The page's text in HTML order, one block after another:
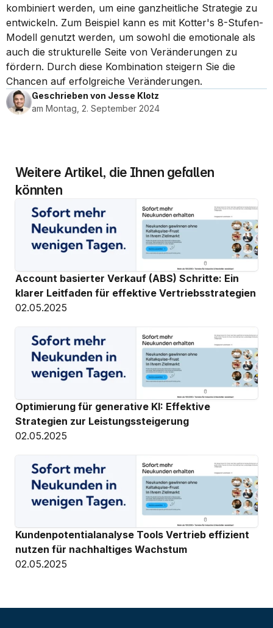
kombiniert werden, um eine ganzheitliche Strategie zu
entwickeln. Zum Beispiel kann es mit Kotter's 8-Stufen-
Modell genutzt werden, um sowohl die emotionale als
auch die strukturelle Seite von Veränderungen zu
fördern. Durch diese Kombination steigern Sie die
Chancen auf erfolgreiche Veränderungen.
Geschrieben von Jesse Klotz
am Montag, 2. September 2024
Weitere Artikel, die Ihnen gefallen
könnten
Account basierter Verkauf (ABS) Schritte: Ein
klarer Leitfaden für effektive Vertriebsstrategien
02.05.2025
Optimierung für generative KI: Effektive
Strategien zur Leistungssteigerung
02.05.2025
Kundenpotentialanalyse Tools Vertrieb effizient
nutzen für nachhaltiges Wachstum
02.05.2025